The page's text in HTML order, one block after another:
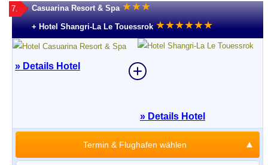
7. Casuarina Resort & Spa ★★★
+ Hotel Shangri-La Le Touessrok ★★★★★★
» Details Hotel
» Details Hotel
Termin & Flughafen wählen